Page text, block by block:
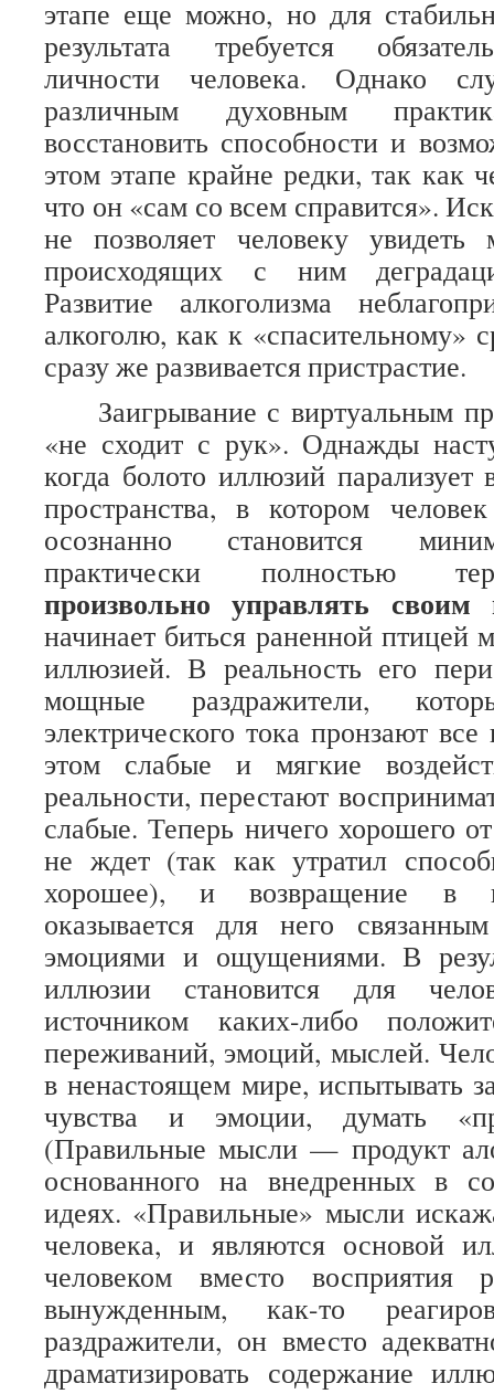
этапе еще можно, но для
результата требуется
личности человека. Однако
различным духовным
восстановить способности и
этом этапе крайне редки, так как
что он «сам со всем справится».
не позволяет человеку
происходящих с ним
Развитие алкоголизма
алкоголю, как к «спасительному»
сразу же развивается пристрастие.
Заигрывание с виртуальным
«не сходит с рук». Однажды
когда болото иллюзий
пространства, в котором
осознанно становится
практически полностью
произвольно управлять своим
начинает биться раненной птицей
иллюзией. В реальность его
мощные раздражители,
электрического тока пронзают
этом слабые и мягкие
реальности, перестают
слабые. Теперь ничего хорошего
не ждет (так как утратил
хорошее), и возвращение в
оказывается для него
эмоциями и ощущениями. В
иллюзии становится для
источником каких-либо
переживаний, эмоций, мыслей.
в ненастоящем мире, испытывать
чувства и эмоции, думать
(Правильные мысли — продукт
основанного на внедренных в
идеях. «Правильные» мысли
человека, и являются основой
человеком вместо восприятия
вынужденным, как-то
раздражители, он вместо
драматизировать содержание